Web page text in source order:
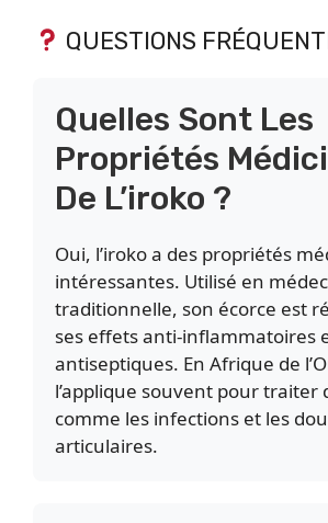
QUESTIONS
Quelles Sont Les
Propriétés
De L’iroko ?
Oui, l’iroko a des propriétés
intéressantes. Utilisé en
traditionnelle, son écorce est
ses effets anti-inflammatoires
antiseptiques. En Afrique de
l’applique souvent pour traiter
comme les infections et les
articulaires.